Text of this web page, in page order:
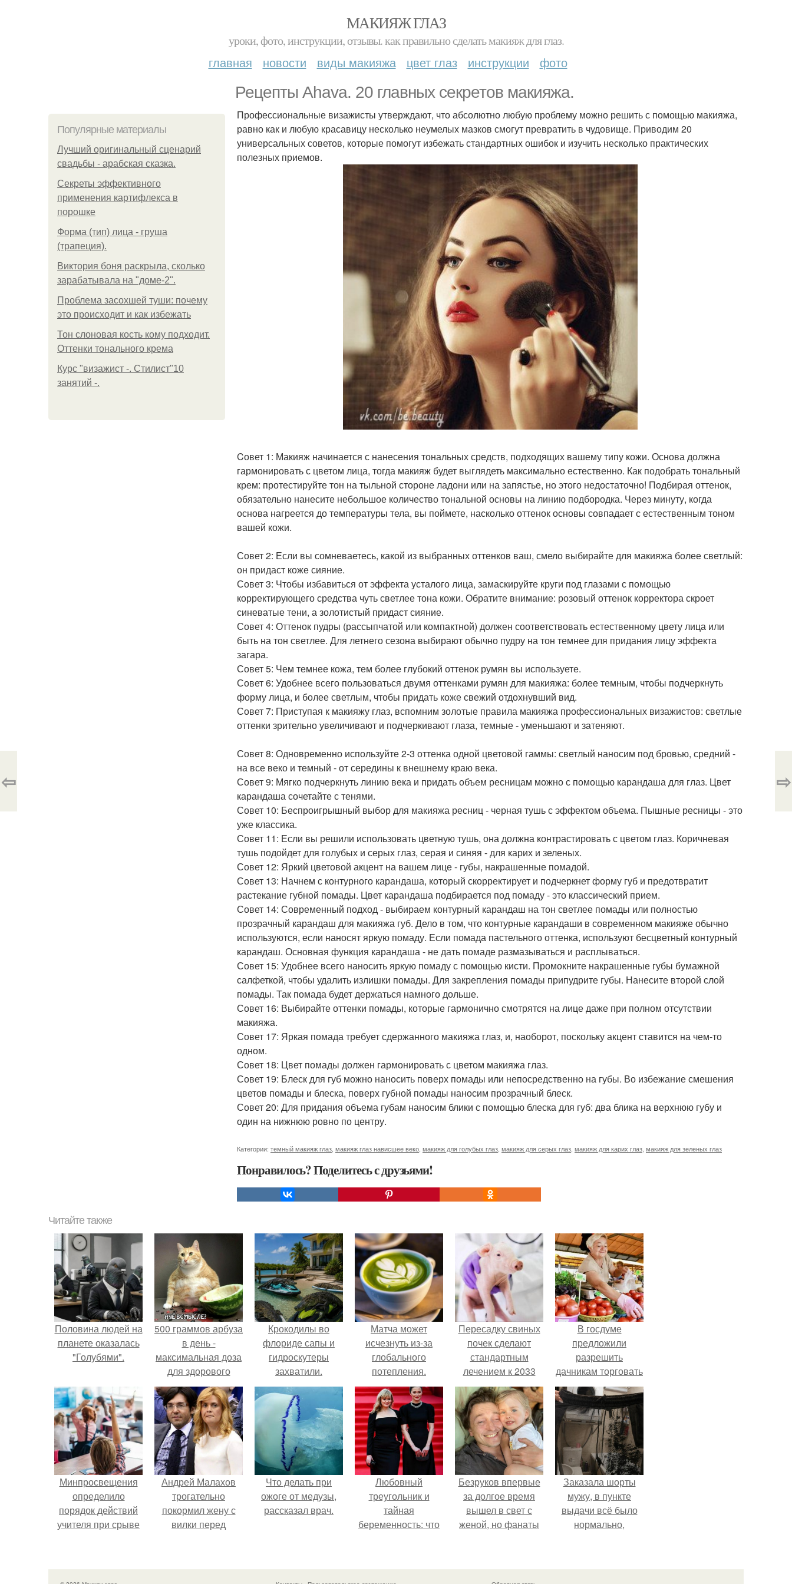
МАКИЯЖ ГЛАЗ
уроки, фото, инструкции, отзывы. как правильно сделать макияж для глаз.
главная новости виды макияжа цвет глаз инструкции фото
Рецепты Ahava. 20 главных секретов макияжа.
Популярные материалы
Лучший оригинальный сценарий
свадьбы - арабская сказка.
Секреты эффективного
применения картифлекса в
порошке
Форма (тип) лица - груша
(трапеция).
Виктория боня раскрыла, сколько
зарабатывала на "доме-2".
Проблема засохшей туши: почему
это происходит и как избежать
Тон слоновая кость кому подходит.
Оттенки тонального крема
Курс "визажист -. Стилист"10
занятий -.
Профессиональные визажисты утверждают, что абсолютно любую проблему можно решить с помощью макияжа,
равно как и любую красавицу несколько неумелых мазков смогут превратить в чудовище. Приводим 20
универсальных советов, которые помогут избежать стандартных ошибок и изучить несколько практических
полезных приемов.
Cовет 1: Макияж начинается с нанесения тональных средств, подходящих вашему типу кожи. Основа должна
гармонировать с цветом лица, тогда макияж будет выглядеть максимально естественно. Как подобрать тональный
крем: протестируйте тон на тыльной стороне ладони или на запястье, но этого недостаточно! Подбирая оттенок,
обязательно нанесите небольшое количество тональной основы на линию подбородка. Через минуту, когда
основа нагреется до температуры тела, вы поймете, насколько оттенок основы совпадает с естественным тоном
вашей кожи.
Совет 2: Если вы сомневаетесь, какой из выбранных оттенков ваш, смело выбирайте для макияжа более светлый:
он придаст коже сияние.
Совет 3: Чтобы избавиться от эффекта усталого лица, замаскируйте круги под глазами с помощью
корректирующего средства чуть светлее тона кожи. Обратите внимание: розовый оттенок корректора скроет
синеватые тени, а золотистый придаст сияние.
Совет 4: Оттенок пудры (рассыпчатой или компактной) должен соответствовать естественному цвету лица или
быть на тон светлее. Для летнего сезона выбирают обычно пудру на тон темнее для придания лицу эффекта
загара.
Совет 5: Чем темнее кожа, тем более глубокий оттенок румян вы используете.
Совет 6: Удобнее всего пользоваться двумя оттенками румян для макияжа: более темным, чтобы подчеркнуть
форму лица, и более светлым, чтобы придать коже свежий отдохнувший вид.
Совет 7: Приступая к макияжу глаз, вспомним золотые правила макияжа профессиональных визажистов: светлые
оттенки зрительно увеличивают и подчеркивают глаза, темные - уменьшают и затеняют.
Совет 8: Одновременно используйте 2-3 оттенка одной цветовой гаммы: светлый наносим под бровью, средний -
на все веко и темный - от середины к внешнему краю века.
Совет 9: Мягко подчеркнуть линию века и придать объем ресницам можно с помощью карандаша для глаз. Цвет
карандаша сочетайте с тенями.
Совет 10: Беспроигрышный выбор для макияжа ресниц - черная тушь с эффектом объема. Пышные ресницы - это
уже классика.
Совет 11: Если вы решили использовать цветную тушь, она должна контрастировать с цветом глаз. Коричневая
тушь подойдет для голубых и серых глаз, серая и синяя - для карих и зеленых.
Совет 12: Яркий цветовой акцент на вашем лице - губы, накрашенные помадой.
Совет 13: Начнем с контурного карандаша, который скорректирует и подчеркнет форму губ и предотвратит
растекание губной помады. Цвет карандаша подбирается под помаду - это классический прием.
Совет 14: Современный подход - выбираем контурный карандаш на тон светлее помады или полностью
прозрачный карандаш для макияжа губ. Дело в том, что контурные карандаши в современном макияже обычно
используются, если наносят яркую помаду. Если помада пастельного оттенка, используют бесцветный контурный
карандаш. Основная функция карандаша - не дать помаде размазываться и расплываться.
Совет 15: Удобнее всего наносить яркую помаду с помощью кисти. Промокните накрашенные губы бумажной
салфеткой, чтобы удалить излишки помады. Для закрепления помады припудрите губы. Нанесите второй слой
помады. Так помада будет держаться намного дольше.
Совет 16: Выбирайте оттенки помады, которые гармонично смотрятся на лице даже при полном отсутствии
макияжа.
Совет 17: Яркая помада требует сдержанного макияжа глаз, и, наоборот, поскольку акцент ставится на чем-то
одном.
Совет 18: Цвет помады должен гармонировать с цветом макияжа глаз.
Совет 19: Блеск для губ можно наносить поверх помады или непосредственно на губы. Во избежание смешения
цветов помады и блеска, поверх губной помады наносим прозрачный блеск.
Совет 20: Для придания объема губам наносим блики с помощью блеска для губ: два блика на верхнюю губу и
один на нижнюю ровно по центру.
Категории: темный макияж глаз макияж глаз нависшее веко макияж для голубых глаз макияж для серых глаз макияж для карих глаз макияж для зеленых глаз
Понравилось? Поделитесь с друзьями!
⇦ ⇨
Читайте также
Половина людей на
планете оказалась
"Голубями".
500 граммов арбуза
в день -
максимальная доза
для здорового
взрослого,
предупредили
врачи.
Крокодилы во
флориде сапы и
гидроскутеры
захватили.
Матча может
исчезнуть из-за
глобального
потепления.
Пересадку свиных
почек сделают
стандартным
лечением к 2033
году в Японии.
В госдуме
предложили
разрешить
дачникам торговать
своей
сельхозпродукцией
в людных местах.
Минпросвещения
определило
порядок действий
учителя при срыве
Андрей Малахов
трогательно
покормил жену с
вилки перед
поклонников.
Что делать при
ожоге от медузы,
рассказал врач.
Любовный
треугольник и
тайная
беременность: что
Михалкова?
Безруков впервые
за долгое время
вышел в свет с
женой, но фанаты
Анны: "какая она
скучная.
Заказала шорты
мужу, в пункте
выдачи всё было
нормально,
предвещало беды.